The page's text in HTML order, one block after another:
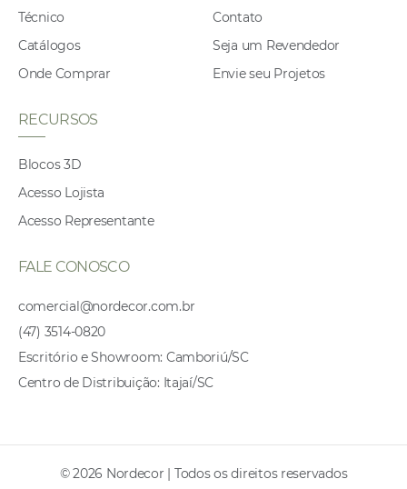
Técnico
Catálogos
Onde Comprar
Contato
Seja um Revendedor
Envie seu Projetos
RECURSOS
Blocos 3D
Acesso Lojista
Acesso Representante
FALE CONOSCO
comercial@nordecor.com.br
(47) 3514-0820
Escritório e Showroom: Camboriú/SC
Centro de Distribuição: Itajaí/SC
© 2026 Nordecor | Todos os direitos reservados